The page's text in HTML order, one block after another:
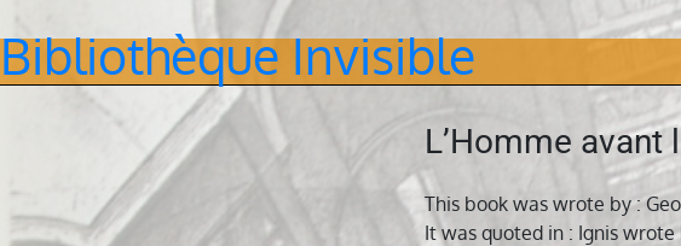
Skip
to
Bibliothèque Invisible
L’Homme avant
This book was wrote by :
It was quoted in : Ignis wrote